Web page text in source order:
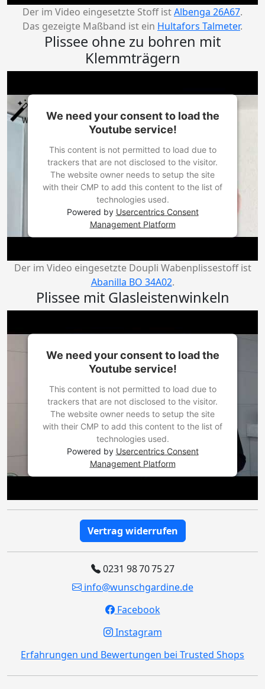
Der im Video eingesetzte Stoff istAlbenga 26A67.
Das gezeigte Maßband ist ein Hultafors Talmeter.
Plissee ohne zu bohren mit
Klemmträgern
We need your consent to load the
Youtube service!
This content is not permitted to load due to
trackers that are not disclosed to the visitor.
The website owner needs to setup the site
with their CMP to add this content to the list of
technologies used.
Powered by Usercentrics Consent
Management Platform
Der im Video eingesetzte Doupli Wabenplissestoff ist
Abanilla BO 34A02.
Plissee mit Glasleistenwinkeln
We need your consent to load the
Youtube service!
This content is not permitted to load due to
trackers that are not disclosed to the visitor.
The website owner needs to setup the site
with their CMP to add this content to the list of
technologies used.
Powered by Usercentrics Consent
Management Platform
Vertrag widerrufen
0231 98 70 75 27
info@wunschgardine.de
Facebook
Instagram
Erfahrungen und Bewertungen bei Trusted Shops